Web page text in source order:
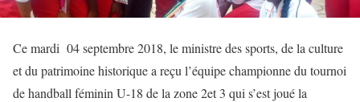
Ce mardi 04 septembre 2018, le ministre des sports, de la culture
et du patrimoine historique a reçu l’équipe championne du tournoi
de handball féminin U-18 de la zone 2et 3 qui s’est joué la